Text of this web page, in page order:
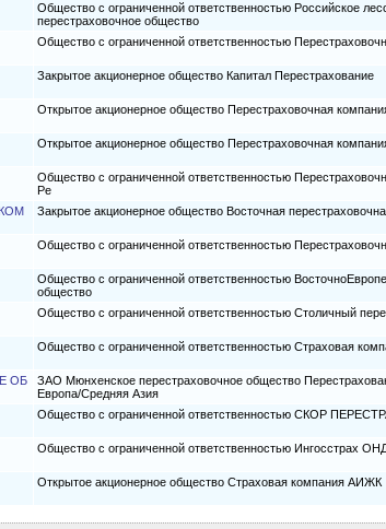
Общество с ограниченной ответственностью Российское
перестраховочное общество
Общество с ограниченной ответственностью
Закрытое акционерное общество Капитал Перестрахование
Открытое акционерное общество Перестраховочная
Открытое акционерное общество Перестраховочная
Общество с ограниченной ответственностью
Ре
Закрытое акционерное общество Восточная
Общество с ограниченной ответственностью
Общество с ограниченной ответственностью
общество
Общество с ограниченной ответственностью Столичный
Общество с ограниченной ответственностью Страховая
ОБ
ЗАО Мюнхенское перестраховочное общество
Европа/Средняя Азия
Общество с ограниченной ответственностью СКОР
Общество с ограниченной ответственностью Ингосстрах
Открытое акционерное общество Страховая компания АИЖК